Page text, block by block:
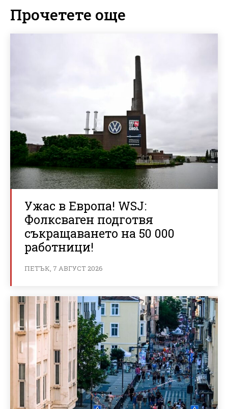
Прочетете още
Ужас в Европа! WSJ:
Фолксваген подготвя
съкращаването на 50 000
работници!
ПЕТЪК, 7 АВГУСТ 2026